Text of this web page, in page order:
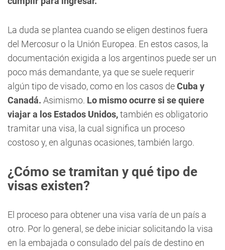
La duda se plantea cuando se eligen destinos fuera
del Mercosur o la Unión Europea. En estos casos, la
documentación exigida a los argentinos puede ser un
poco más demandante, ya que se suele requerir
algún tipo de visado, como en los casos deCuba y
Canadá. Asimismo. Lo mismo ocurre si se quiere
viajar a los Estados Unidos,también es obligatorio
tramitar una visa, la cual significa un proceso
costoso y, en algunas ocasiones, también largo.
¿Cómo se tramitan y qué tipo de
visas existen?
El proceso para obtener una visa varía de un país a
otro. Por lo general, se debe iniciar solicitando la visa
en la embajada o consulado del país de destino en